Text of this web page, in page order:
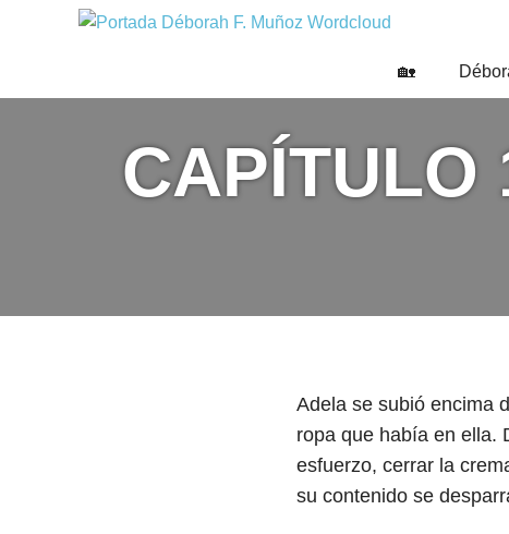
F.
🏡
CAPÍTULO
Adela se subió encima
ropa que había en ella.
esfuerzo, cerrar la
su contenido se